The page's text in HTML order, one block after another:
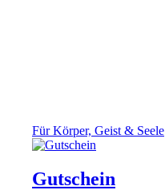
Für Körper, Geist & Seele
Gutschein